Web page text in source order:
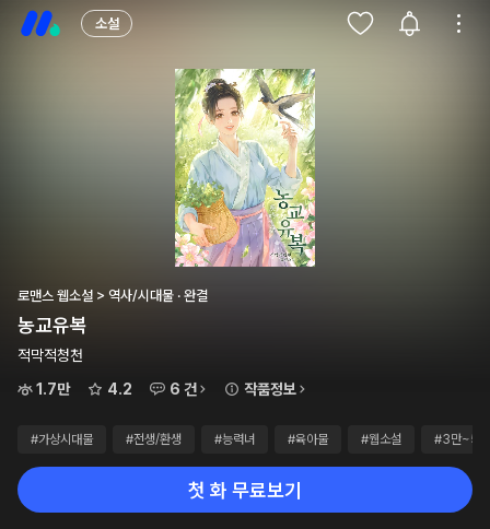
소설
로맨스 웹소설 > 역사/시대물 · 완결
농교유복
적막적청천
1.7만
4.2 6 건 작품정보
#가상시대물 #전생/환생 #능력녀 #육아물 #웹소설 #3만~5
첫 화 무료보기